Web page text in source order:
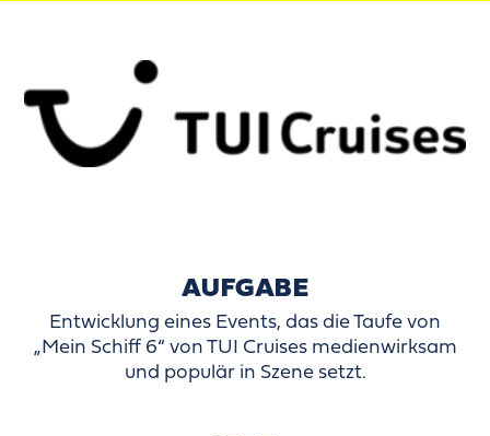
AUFGABE
Entwicklung eines Events, das die Taufe von
„Mein Schiff 6“ von TUI Cruises medienwirksam
und populär in Szene setzt.